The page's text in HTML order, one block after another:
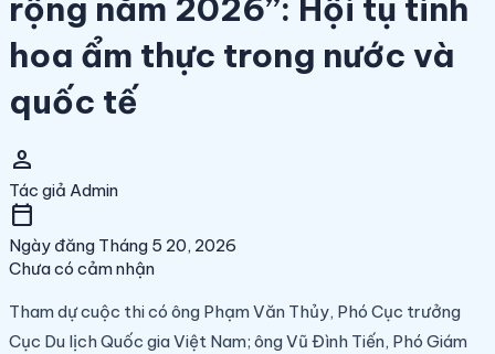
rộng năm 2026”: Hội tụ tinh
hoa ẩm thực trong nước và
quốc tế
person
Tác giả Admin
calendar_today
Ngày đăng Tháng 5 20, 2026
Chưa có cảm nhận
Tham dự cuộc thi có ông Phạm Văn Thủy, Phó Cục trưởng
Cục Du lịch Quốc gia Việt Nam; ông Vũ Đình Tiến, Phó Giám